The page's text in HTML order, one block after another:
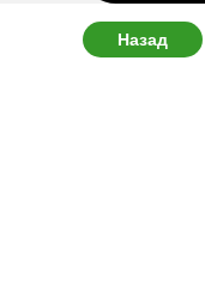
Назад